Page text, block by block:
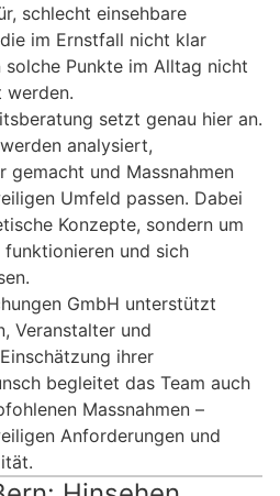
schlecht einsehbare
im Ernstfall nicht klar
Punkte im Alltag nicht
werden.
setzt genau hier an.
analysiert,
gemacht und Massnahmen
Umfeld passen. Dabei
Konzepte, sondern um
und sich
GmbH unterstützt
Veranstalter und
ihrer
begleitet das Team auch
Massnahmen –
Anforderungen und